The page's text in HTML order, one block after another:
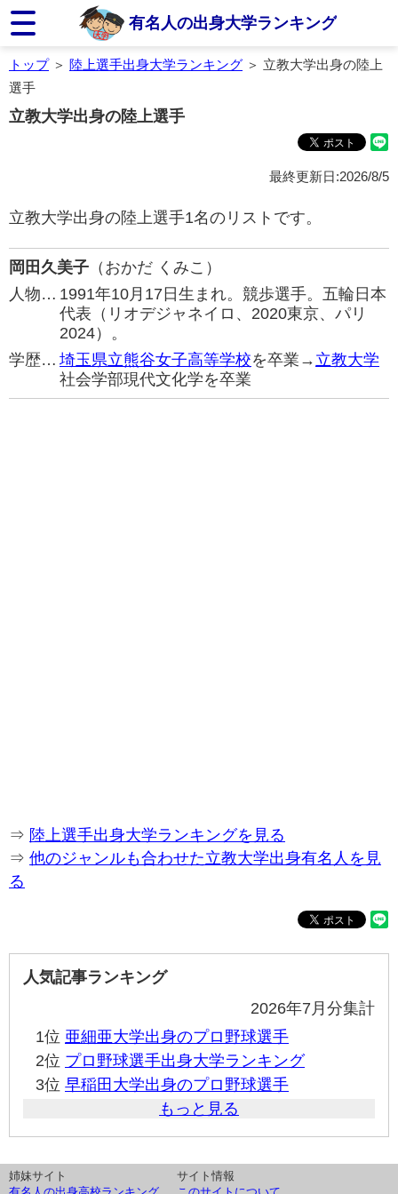
有名人の出身大学ランキング
トップ＞ 陸上選手出身大学ランキング ＞ 立教大学出身の陸上
選手
立教大学出身の陸上選手
最終更新日:2026/8/5
立教大学出身の陸上選手1名のリストです。
岡田久美子 （おかだ くみこ）
人物… 1991年10月17日生まれ。競歩選手。五輪日本
代表（リオデジャネイロ、2020東京、パリ
2024）。
学歴… 埼玉県立熊谷女子高等学校を卒業→ 立教大学
社会学部現代文化学を卒業
⇒ 陸上選手出身大学ランキングを見る
⇒ 他のジャンルも合わせた立教大学出身有名人を見
る
人気記事ランキング
2026年7月分集計
1位 亜細亜大学出身のプロ野球選手
2位 プロ野球選手出身大学ランキング
3位 早稲田大学出身のプロ野球選手
もっと見る
姉妹サイト
サイト情報